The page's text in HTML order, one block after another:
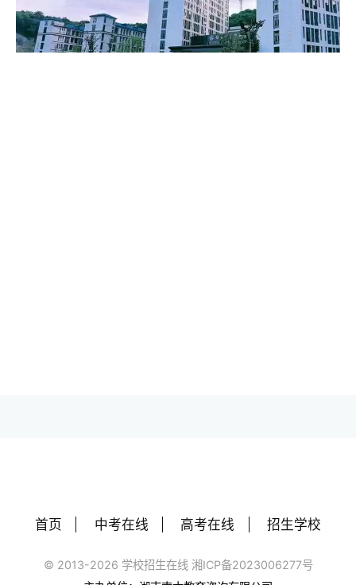
首页 中考在线 高考在线 招生学校
© 2013-2026 学校招生在线 湘ICP备2023006277号